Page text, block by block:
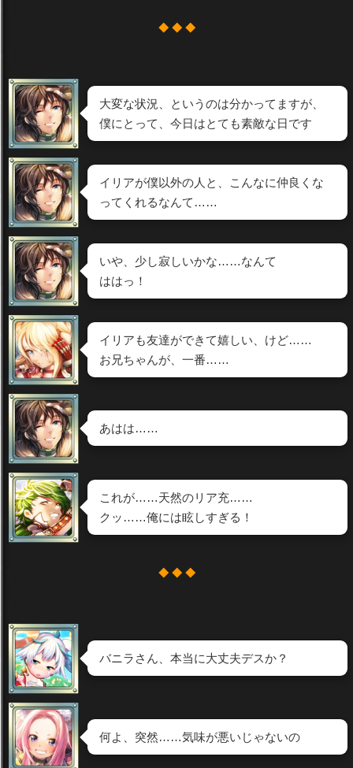
◆ ◆ ◆
大変な状況、というのは分かってますが、
僕にとって、今日はとても素敵な日です
イリアが僕以外の人と、こんなに仲良くな
ってくれるなんて……
いや、少し寂しいかな……なんて
ははっ！
イリアも友達ができて嬉しい、けど……
お兄ちゃんが、一番……
あはは……
これが……天然のリア充……
クッ……俺には眩しすぎる！
◆ ◆ ◆
バニラさん、本当に大丈夫デスか？
何よ、突然……気味が悪いじゃないの